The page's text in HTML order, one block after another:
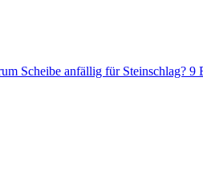
Scheibe anfällig für Steinschlag? 9